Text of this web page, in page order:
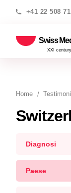
+41 22 508
Swiss
XXI
Home
Diagnosi
Paese